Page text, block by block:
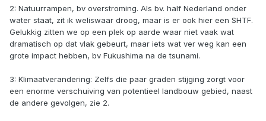
2: Natuurrampen, bv overstroming. Als bv. half Nederland onder
water staat, zit ik weliswaar droog, maar is er ook hier een SHTF.
Gelukkig zitten we op een plek op aarde waar niet vaak wat
dramatisch op dat vlak gebeurt, maar iets wat ver weg kan een
grote impact hebben, bv Fukushima na de tsunami.
3: Klimaatverandering: Zelfs die paar graden stijging zorgt voor
een enorme verschuiving van potentieel landbouw gebied, naast
de andere gevolgen, zie 2.